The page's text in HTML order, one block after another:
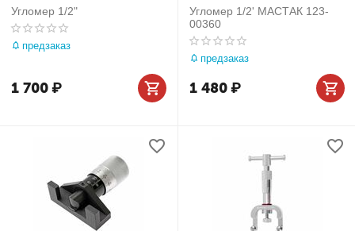
Угломер 1/2"
предзаказ
1 700₽
Угломер 1/2' МАСТАК 123-
00360
предзаказ
1 480₽